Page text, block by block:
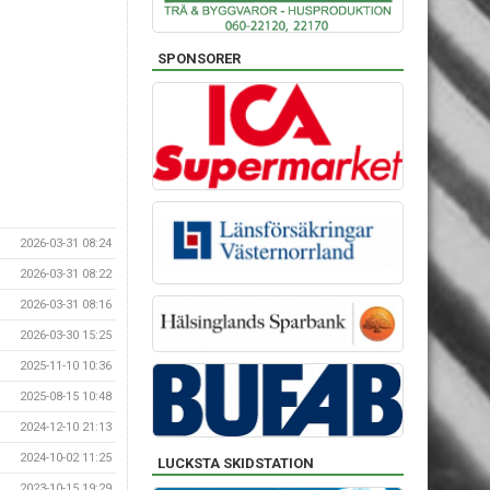
2026-03-31 08:24
2026-03-31 08:22
2026-03-31 08:16
2026-03-30 15:25
2025-11-10 10:36
2025-08-15 10:48
2024-12-10 21:13
2024-10-02 11:25
SPONSORER
LUCKSTA SKIDSTATION